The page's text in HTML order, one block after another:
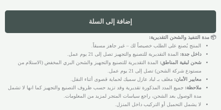
إضافة إلى السلة
📦 مدة التنفيذ والشحن التقديرية:
المنتج يُصنع على الطلب خصيصاً لك – غير جاهز مسبقاً.
داخل جدة: المدة التقديرية للتصنيع والتجهيز تصل إلى 21 يوم عمل.
شحن لبقية المناطق: المدة التقديرية للتصنيع والتجهيز والشحن البري المخفض (الاستلام من
مستودع شركة الشحن) تصل إلى 21 يوم عمل.
معايير الأمان: مغلف بـ لباد عازل سميك لحماية قصوى أثناء النقل.
ملاحظة: جميع المدد المذكورة تقديرية وقد تزيد حسب ظروف التصنيع والتجهيز كما انها لا تشمل
مدة الوصول بعد الشحن، راجع سياسات المتجر لمزيد من المعلومات.
لا يشمل التحميل أو التركيب داخل المنزل.